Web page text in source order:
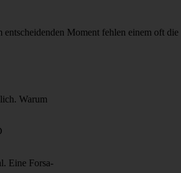
Moment fehlen einem oft die
Warum
Eine Forsa-